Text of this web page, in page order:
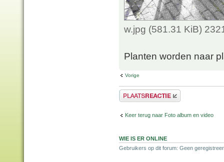
w.jpg (581.31 KiB)
Planten worden naar
Vorige
Plaats een reactie
Keer terug naar Foto album en video
WIE IS ER ONLINE
Gebruikers op dit forum: Geen